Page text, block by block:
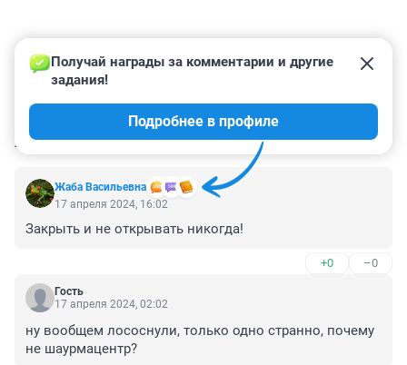
КОММЕНТАРИИ 38
Жаба Васильевна
Получай награды за комментарии и другие
задания!
Подробнее в профиле
17 апреля 2024, 16:02
Закрыть и не открывать никогда!
+0 –0
Гость
17 апреля 2024, 02:02
ну вообщем лососнули, только одно странно, почему
не шаурмацентр?